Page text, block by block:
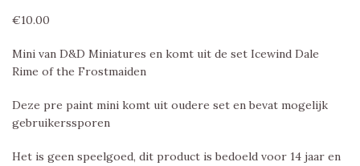
€10.00
Mini van D&D Miniatures en komt uit de set Icewind Dale
Rime of the Frostmaiden
Deze pre paint mini komt uit oudere set en bevat mogelijk
gebruikerssporen
Het is geen speelgoed, dit product is bedoeld voor 14 jaar en